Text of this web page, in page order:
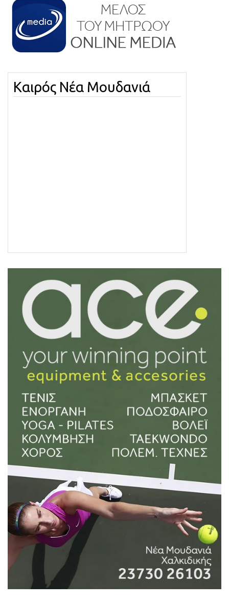
Καιρός Νέα Μουδανιά